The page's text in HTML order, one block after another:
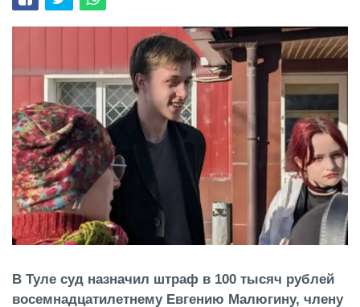
В Туле суд назначил штраф в 100 тысяч рублей
восемнадцатилетнему Евгению Малюгину, члену